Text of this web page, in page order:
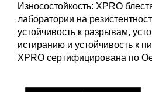
Износостойкость: XPRO
лаборатории на
устойчивость к разрывам,
истиранию и устойчивость к
XPRO сертифицирована по